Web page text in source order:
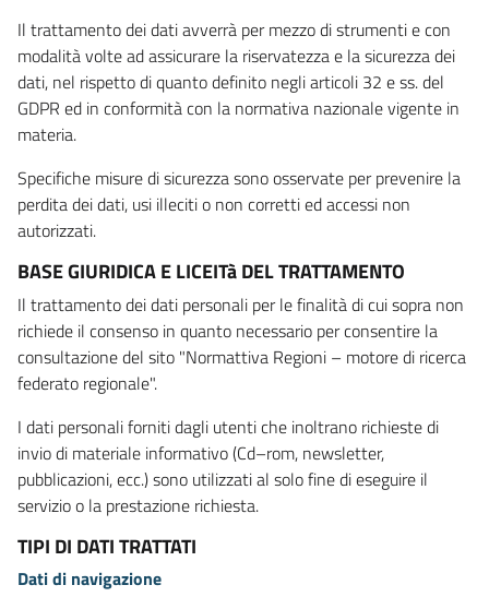
Il trattamento dei dati avverrà per mezzo di strumenti e con
modalità volte ad assicurare la riservatezza e la sicurezza dei
dati, nel rispetto di quanto definito negli articoli 32 e ss. del
GDPR ed in conformità con la normativa nazionale vigente in
materia.
Specifiche misure di sicurezza sono osservate per prevenire la
perdita dei dati, usi illeciti o non corretti ed accessi non
autorizzati.
BASE GIURIDICA E LICEITà DEL TRATTAMENTO
Il trattamento dei dati personali per le finalità di cui sopra non
richiede il consenso in quanto necessario per consentire la
consultazione del sito "Normattiva Regioni – motore di ricerca
federato regionale".
I dati personali forniti dagli utenti che inoltrano richieste di
invio di materiale informativo (Cd–rom, newsletter,
pubblicazioni, ecc.) sono utilizzati al solo fine di eseguire il
servizio o la prestazione richiesta.
TIPI DI DATI TRATTATI
Dati di navigazione